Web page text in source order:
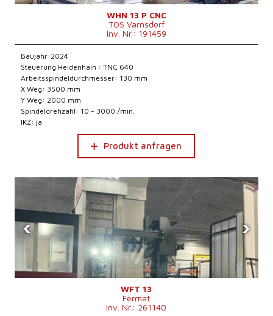
WHN 13 P CNC
TOS Varnsdorf
Inv. Nr.: 191459
Baujahr:2024
Steuerung Heidenhain : TNC 640
Arbeitsspindeldurchmesser: 130 mm
X Weg: 3500 mm
Y Weg: 2000 mm
Spindeldrehzahl: 10 - 3000 /min.
IKZ: ja
Produkt anfragen
‹ ›
WFT 13
Fermat
Inv. Nr.: 261140